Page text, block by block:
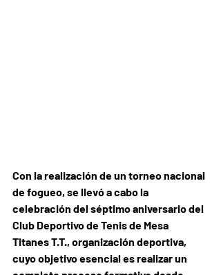
Con la realización de un torneo nacional
de fogueo, se llevó a cabo la
celebración del séptimo aniversario del
Club Deportivo de Tenis de Mesa
Titanes T.T., organización deportiva,
cuyo objetivo esencial es realizar un